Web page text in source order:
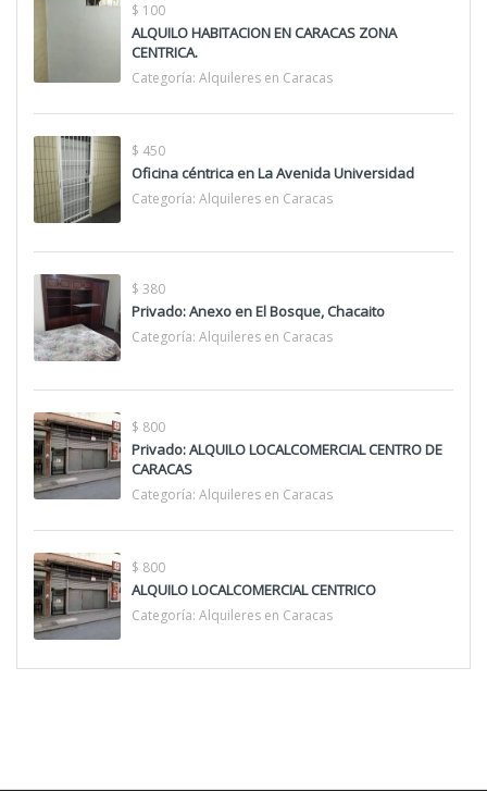
$ 100
ALQUILO HABITACION EN CARACAS ZONA
CENTRICA.
Categoría: Alquileres en Caracas
$ 450
Oficina céntrica en La Avenida Universidad
Categoría: Alquileres en Caracas
$ 380
Privado: Anexo en El Bosque, Chacaito
Categoría: Alquileres en Caracas
$ 800
Privado: ALQUILO LOCALCOMERCIAL CENTRO DE
CARACAS
Categoría: Alquileres en Caracas
$ 800
ALQUILO LOCALCOMERCIAL CENTRICO
Categoría: Alquileres en Caracas